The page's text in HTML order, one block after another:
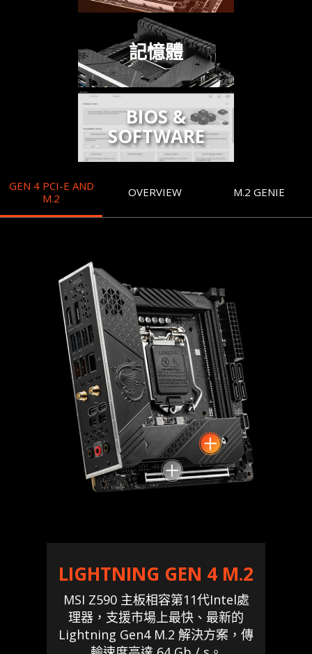
記憶體
BIOS &
SOFTWARE
GEN 4 PCI-E AND
M.2
OVERVIEW M.2 GENIE
LIGHTNING GEN 4 M.2
MSI Z590 主板相容第11代Intel處
理器，支援市場上最快、最新的
Lightning Gen4 M.2 解決方案，傳